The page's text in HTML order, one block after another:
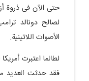
حتى الآن فی ذروة
لصالح دونالد
الأصوات اللاتینیة.
لطالما اعتبرت
فقد حدثت العدید